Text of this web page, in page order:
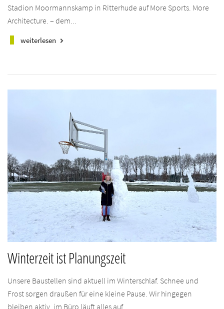
Stadion Moormannskamp in Ritterhude auf More Sports. More
Architecture. – dem...
weiterlesen keyboard_arrow_right
Winterzeit ist Planungszeit
Unsere Baustellen sind aktuell im Winterschlaf. Schnee und
Frost sorgen draußen für eine kleine Pause. Wir hingegen
bleiben aktiv, im Büro läuft alles auf...